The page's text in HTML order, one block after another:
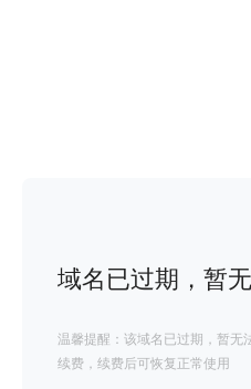
域名已过期，暂
温馨提醒：该域名已过期，暂无
续费，续费后可恢复正常使用